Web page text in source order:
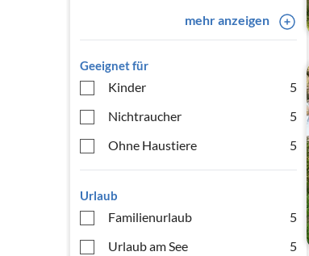
mehr anzeigen
Geeignet für
Kinder
5
Nichtraucher
5
Ohne Haustiere
5
Urlaub
Familienurlaub
5
Urlaub am See
5